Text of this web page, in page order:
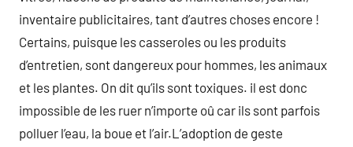
inventaire publicitaires, tant d’autres choses encore !
Certains, puisque les casseroles ou les produits
d’entretien, sont dangereux pour hommes, les animaux
et les plantes. On dit qu’ils sont toxiques. il est donc
impossible de les ruer n’importe oû car ils sont parfois
polluer l’eau, la boue et l’air.L’adoption de geste